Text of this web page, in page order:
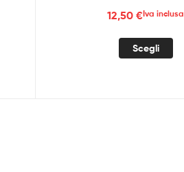
12,50€Iva inclusa
Scegli